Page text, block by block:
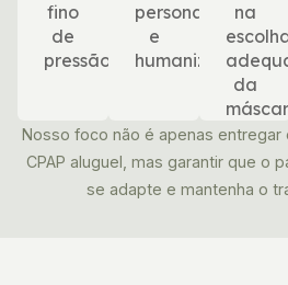
fino
de
pressão
personalizada
e
humanizada
na
da
Nosso foco não é apenas entregar
CPAP aluguel, mas garantir que o
se adapte e mantenha o